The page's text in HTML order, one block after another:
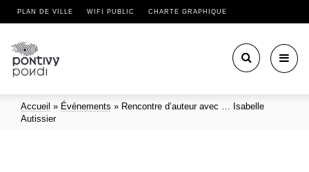
PLAN DE VILLE WIFI PUBLIC CHARTE GRAPHIQUE
Accueil » Événements » Rencontre d’auteur avec … Isabelle
Autissier